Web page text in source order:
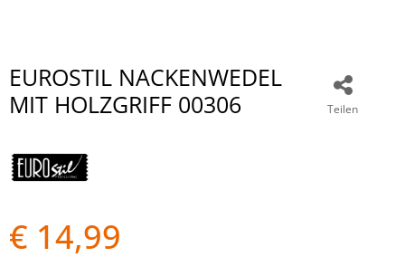
Teilen
EUROSTIL NACKENWEDEL
MIT HOLZGRIFF 00306
€ 14,99